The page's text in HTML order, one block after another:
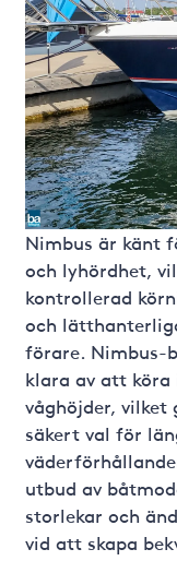
Nimbus är känt
och lyhördhet,
kontrollerad
och
förare. Nimbus-
klara av att
våghöjder,
säkert val för
utbud av
storlekar och
vid att skapa